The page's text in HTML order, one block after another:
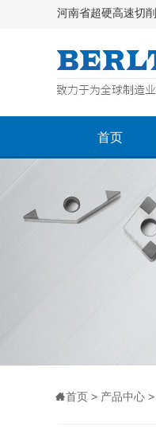
河南省超硬高速切
首页
首页
首页 > 产品中心 >